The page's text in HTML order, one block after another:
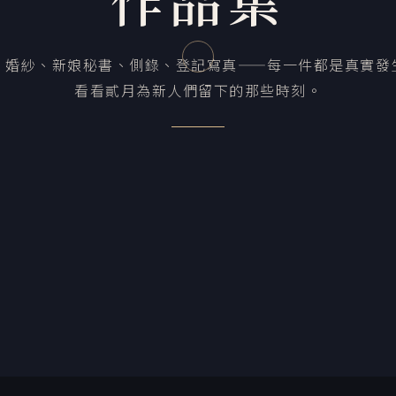
婚紗、新娘秘書、側錄、登記寫真——每一件都是真實發
看看貳月為新人們留下的那些時刻。